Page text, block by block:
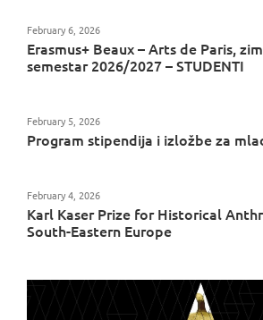
Erasmus+ Beaux – Arts de Paris,
semestar 2026/2027 – STUDENTI
February 6, 2026
Program stipendija i izložbe za
February 5, 2026
Karl Kaser Prize for Historical
South-Eastern Europe
February 4, 2026